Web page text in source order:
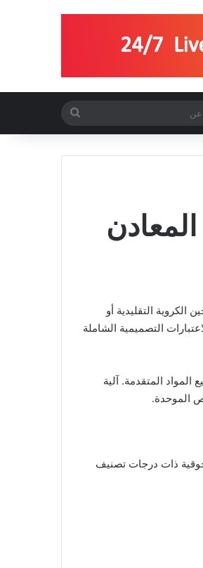
عن
التقليدية أو
التصميمية الشاملة
المتقدمة. آلية
الموحدة.
ذات درجات تصنيف